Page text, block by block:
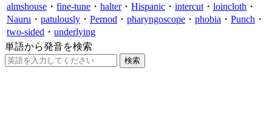
almshouse ・ fine-tune ・ halter・ Hispanic ・ intercut ・ loincloth ・
Nauru ・ patulously ・ Pernod ・ pharyngoscope ・ phobia ・ Punch ・
two-sided ・ underlying
単語から発音を検索